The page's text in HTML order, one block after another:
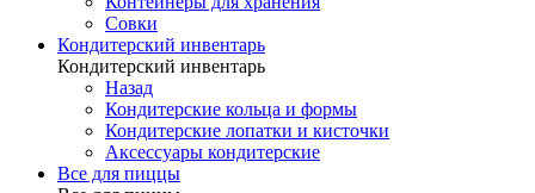
Совки
Кондитерский инвентарь
Кондитерский инвентарь
Назад
Кондитерские кольца и формы
Кондитерские лопатки и кисточки
Аксессуары кондитерские
Все для пиццы